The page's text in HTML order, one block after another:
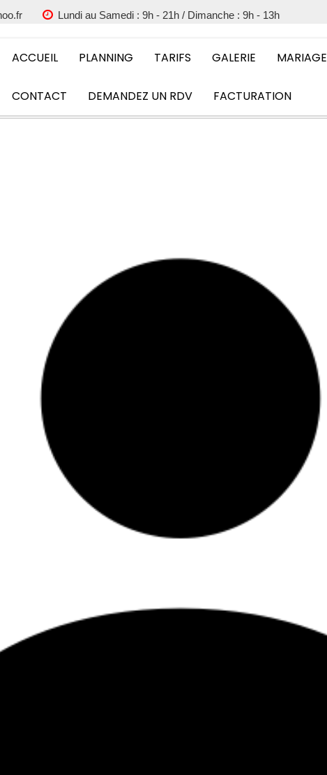
Lundi au Samedi : 9h - 21h / Dimanche : 9h - 13h
ACCUEIL PLANNING TARIFS GALERIE MARIAGE
CONTACT DEMANDEZ UN RDV FACTURATION